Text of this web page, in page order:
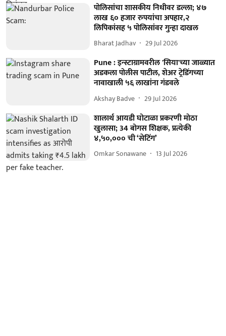
पोलिसांचा शासकीय निधीवर डल्ला; ४७
लाख ६० हजार रुपयांचा अपहार,२
लिपिकांसह ५ पोलिसांवर गुन्हा दाखल
Bharat Jadhav 29 Jul 2026
Pune : इन्स्टाग्रामवरील 'सिया'च्या जाळ्यात
अडकला पोलीस पाटील, शेअर ट्रेडिंगच्या
नावाखाली ५६ लाखांना गंडवले
Akshay Badve 29 Jul 2026
शालार्थ आयडी घोटाळा प्रकरणी मोठा
खुलासा; 34 बोगस शिक्षक, प्रत्येकी
४,५०,००० ची ‘सेटिंग’
Omkar Sonawane 13 Jul 2026